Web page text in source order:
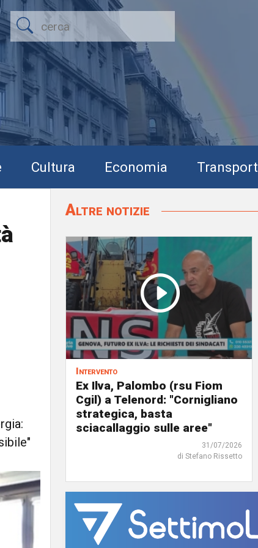
Cultura Economia Transport
Altre notizie
Intervento
Ex Ilva, Palombo (rsu Fiom
Cgil) a Telenord: "Cornigliano
strategica, basta
sciacallaggio sulle aree"
31/07/2026
di Stefano Rissetto